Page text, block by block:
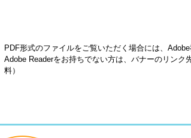
PDF形式のファイルをご覧いただく場合には、
Adobe Readerをお持ちでない方は、バナーのリンク
料）